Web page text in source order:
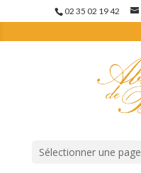
02 35 02 19 42
Sélectionner une page